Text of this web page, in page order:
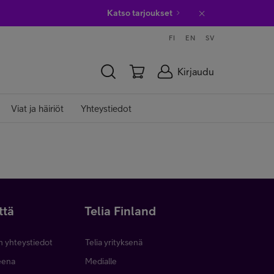
Katso tarjoukset
FI EN SV
Kirjaudu
Viat ja häiriöt Yhteystiedot
yhteystiedot
Telia Finland
Telia yrityksenä
Medialle